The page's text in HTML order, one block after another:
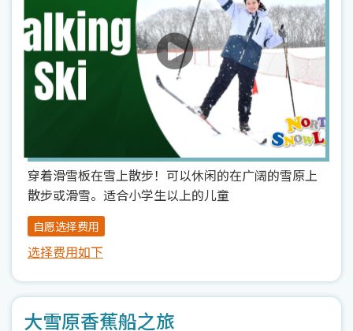
穿着滑雪板在雪上散步！可以休闲的在广阔的雪原上
散步或滑雪。适合小学生以上的儿童
自愿选择费用
选择费用如下
大雪原香蕉船之旅